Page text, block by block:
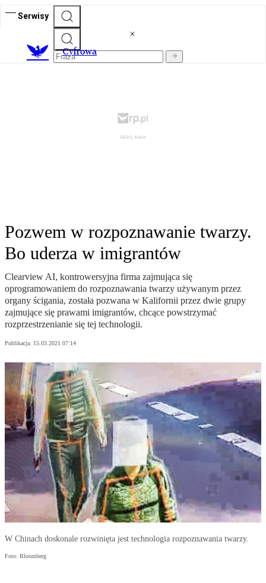
Serwisy
Cyfrowa
Pozwem w rozpoznawanie twarzy.
Bo uderza w imigrantów
Clearview AI, kontrowersyjna firma zajmująca się
oprogramowaniem do rozpoznawania twarzy używanym przez
organy ścigania, została pozwana w Kalifornii przez dwie grupy
zajmujące się prawami imigrantów, chcące powstrzymać
rozprzestrzenianie się tej technologii.
Publikacja: 15.03.2021 07:14
W Chinach doskonale rozwinięta jest technologia rozpoznawania twarzy.
Foto: Bloomberg